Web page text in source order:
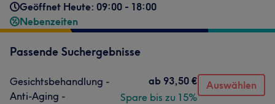
Geöffnet Heute: 09:00 - 18:00
Nebenzeiten
Passende Suchergebnisse
Gesichtsbehandlung -
Anti-Aging -
ab 93,50 €
Spare bis zu 15%
Auswählen